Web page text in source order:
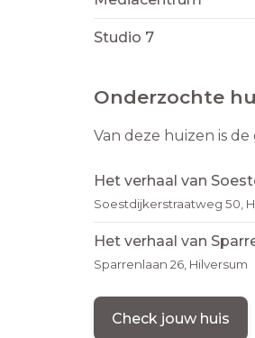
Studio 7
Onderzochte
Van deze huizen is
Het verhaal van
Soestdijkerstraatweg 50,
Het verhaal van
Sparrenlaan 26, Hilversum
Check jouw huis